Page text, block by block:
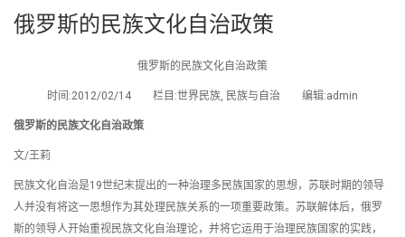
俄罗斯的民族文化自治政策
俄罗斯的民族文化自治政策
时间:2012/02/14 栏目:世界民族, 民族与自治 编辑:admin
俄罗斯的民族文化自治政策
文/王莉
民族文化自治是19世纪末提出的一种治理多民族国家的思想，苏联时期的领导
人并没有将这一思想作为其处理民族关系的一项重要政策。苏联解体后，俄罗
斯的领导人开始重视民族文化自治理论，并将它运用于治理民族国家的实践，